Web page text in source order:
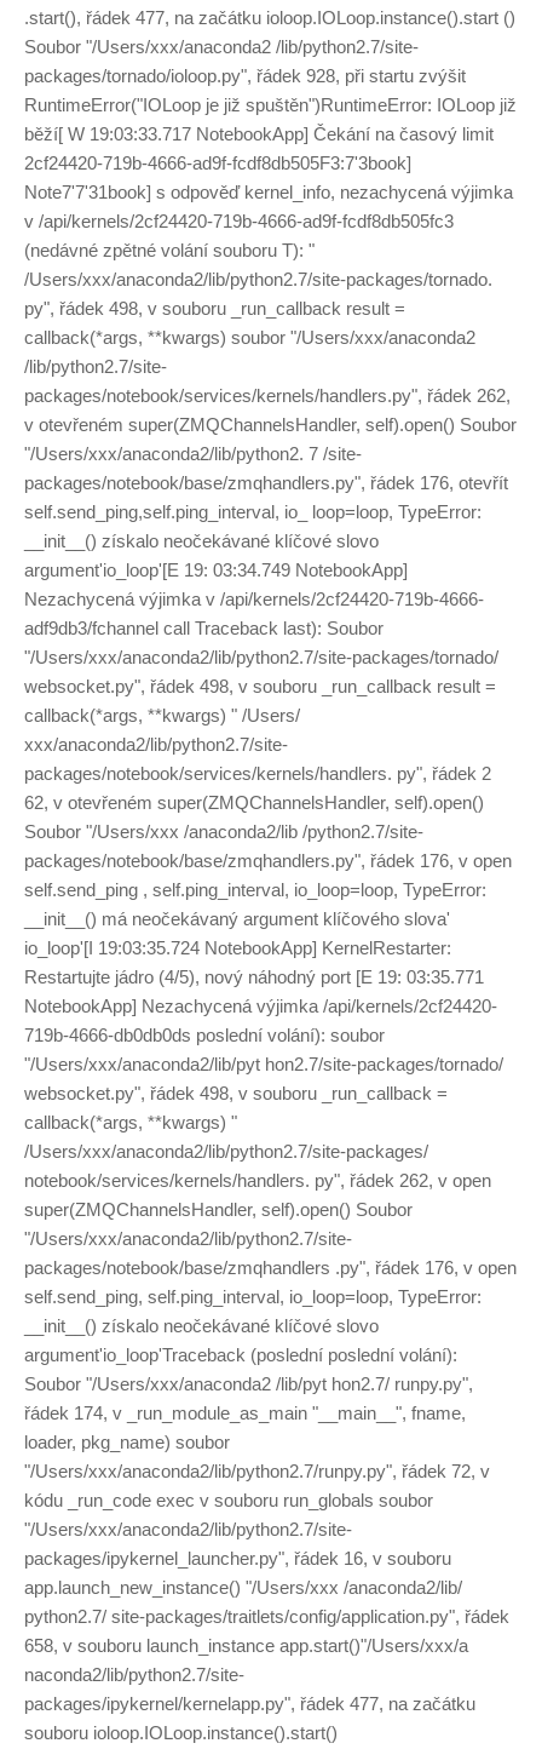
.start(), řádek 477, na začátku ioloop.IOLoop.instance().start ()
Soubor "/Users/xxx/anaconda2 /lib/python2.7/site-
packages/tornado/ioloop.py", řádek 928, při startu zvýšit
RuntimeError("IOLoop je již spuštěn")RuntimeError: IOLoop již
běží[ W 19:03:33.717 NotebookApp] Čekání na časový limit
2cf24420-719b-4666-ad9f-fcdf8db505F3:7'3book]
Note7'7'31book] s odpověď kernel_info, nezachycená výjimka
v /api/kernels/2cf24420-719b-4666-ad9f-fcdf8db505fc3
(nedávné zpětné volání souboru T): "
/Users/xxx/anaconda2/lib/python2.7/site-packages/tornado.
py", řádek 498, v souboru _run_callback result =
callback(*args, **kwargs) soubor "/Users/xxx/anaconda2
/lib/python2.7/site-
packages/notebook/services/kernels/handlers.py", řádek 262,
v otevřeném super(ZMQChannelsHandler, self).open() Soubor
"/Users/xxx/anaconda2/lib/python2. 7 /site-
packages/notebook/base/zmqhandlers.py", řádek 176, otevřít
self.send_ping,self.ping_interval, io_ loop=loop, TypeError:
__init__() získalo neočekávané klíčové slovo
argument'io_loop'[E 19: 03:34.749 NotebookApp]
Nezachycená výjimka v /api/kernels/2cf24420-719b-4666-
adf9db3/fchannel call Traceback last): Soubor
"/Users/xxx/anaconda2/lib/python2.7/site-packages/tornado/
websocket.py", řádek 498, v souboru _run_callback result =
callback(*args, **kwargs) " /Users/
xxx/anaconda2/lib/python2.7/site-
packages/notebook/services/kernels/handlers. py", řádek 2
62, v otevřeném super(ZMQChannelsHandler, self).open()
Soubor "/Users/xxx /anaconda2/lib /python2.7/site-
packages/notebook/base/zmqhandlers.py", řádek 176, v open
self.send_ping , self.ping_interval, io_loop=loop, TypeError:
__init__() má neočekávaný argument klíčového slova'
io_loop'[I 19:03:35.724 NotebookApp] KernelRestarter:
Restartujte jádro (4/5), nový náhodný port [E 19: 03:35.771
NotebookApp] Nezachycená výjimka /api/kernels/2cf24420-
719b-4666-db0db0ds poslední volání): soubor
"/Users/xxx/anaconda2/lib/pyt hon2.7/site-packages/tornado/
websocket.py", řádek 498, v souboru _run_callback =
callback(*args, **kwargs) "
/Users/xxx/anaconda2/lib/python2.7/site-packages/
notebook/services/kernels/handlers. py", řádek 262, v open
super(ZMQChannelsHandler, self).open() Soubor
"/Users/xxx/anaconda2/lib/python2.7/site-
packages/notebook/base/zmqhandlers .py", řádek 176, v open
self.send_ping, self.ping_interval, io_loop=loop, TypeError:
__init__() získalo neočekávané klíčové slovo
argument'io_loop'Traceback (poslední poslední volání):
Soubor "/Users/xxx/anaconda2 /lib/pyt hon2.7/ runpy.py",
řádek 174, v _run_module_as_main "__main__", fname,
loader, pkg_name) soubor
"/Users/xxx/anaconda2/lib/python2.7/runpy.py", řádek 72, v
kódu _run_code exec v souboru run_globals soubor
"/Users/xxx/anaconda2/lib/python2.7/site-
packages/ipykernel_launcher.py", řádek 16, v souboru
app.launch_new_instance() "/Users/xxx /anaconda2/lib/
python2.7/ site-packages/traitlets/config/application.py", řádek
658, v souboru launch_instance app.start()"/Users/xxx/a
naconda2/lib/python2.7/site-
packages/ipykernel/kernelapp.py", řádek 477, na začátku
souboru ioloop.IOLoop.instance().start()